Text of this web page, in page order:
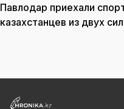
Павлодар приехали
казахстанцев из двух